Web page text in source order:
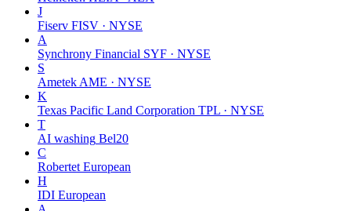
J
Fiserv FISV · NYSE
A
Synchrony Financial SYF · NYSE
S
Ametek AME · NYSE
K
Texas Pacific Land Corporation TPL · NYSE
T
AI washing Bel20
C
Robertet European
H
IDI European